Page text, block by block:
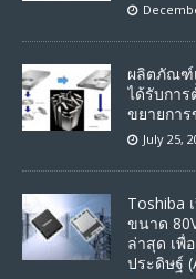
ผลิตภัณฑ์
ได้รับการ
ขยายการ
July 25,
Toshiba
ขนาด
ล่าสุด เพื่
ประดิษฐ์